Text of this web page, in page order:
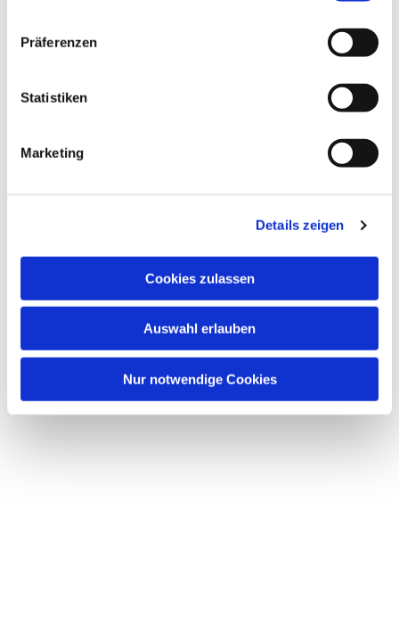
Präferenzen
Statistiken
Marketing
Details zeigen
Cookies zulassen
Auswahl erlauben
Nur notwendige Cookies
interessieren